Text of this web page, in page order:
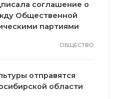
соглашение о
Общественной
партиями
ОБЩЕСТВО
отправятся
области